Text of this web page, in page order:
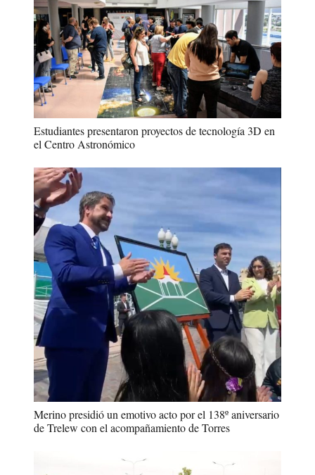
Estudiantes presentaron proyectos de tecnología 3D en
el Centro Astronómico
Merino presidió un emotivo acto por el 138º aniversario
de Trelew con el acompañamiento de Torres